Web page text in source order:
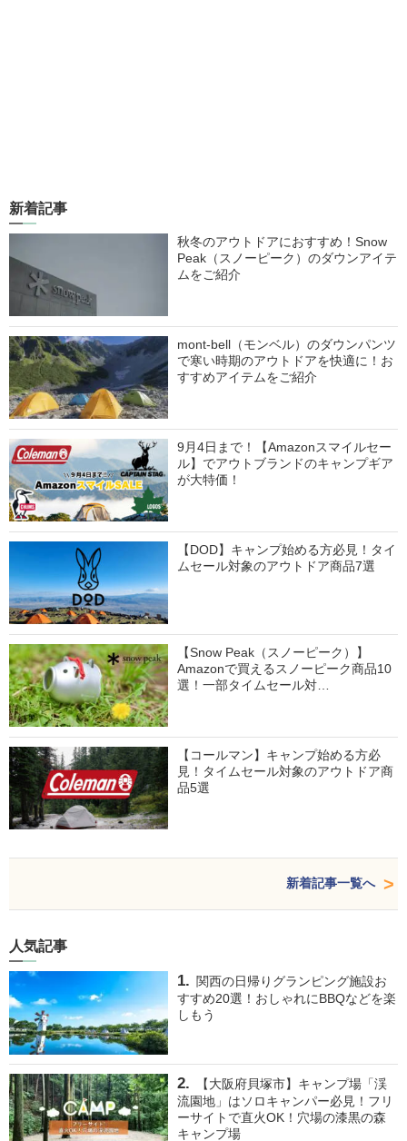
新着記事
秋冬のアウトドアにおすすめ！Snow
Peak（スノーピーク）のダウンアイテ
ムをご紹介
mont-bell（モンベル）のダウンパンツ
で寒い時期のアウトドアを快適に！お
すすめアイテムをご紹介
9月4日まで！【Amazonスマイルセー
ル】でアウトブランドのキャンプギア
が大特価！
【DOD】キャンプ始める方必見！タイ
ムセール対象のアウトドア商品7選
【Snow Peak（スノーピーク）】
Amazonで買えるスノーピーク商品10
選！一部タイムセール対…
【コールマン】キャンプ始める方必
見！タイムセール対象のアウトドア商
品5選
新着記事一覧へ
人気記事
関西の日帰りグランピング施設お
すすめ20選！おしゃれにBBQなどを楽
しもう
【大阪府貝塚市】キャンプ場「渓
流園地」はソロキャンパー必見！フリ
ーサイトで直火OK！穴場の漆黒の森
キャンプ場